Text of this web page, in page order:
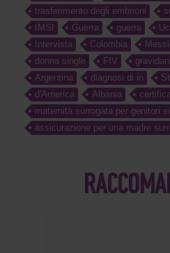
trasferimento degli embrioni
IMSI
Guerra guerra
Intervista
Colombia
donna single
FIV
Argentina
diagnosi di in
d'America
Albania
maternità surrogata per genitori
assicurazione per una madre